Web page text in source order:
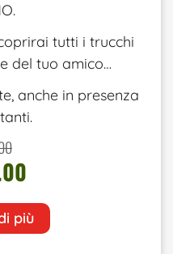
tutti i trucchi
del tuo amico…
anche in presenza
più